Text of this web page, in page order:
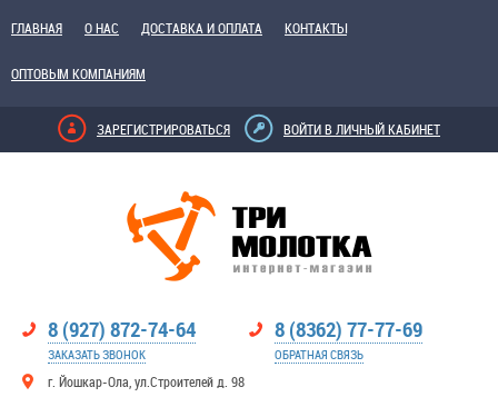
ГЛАВНАЯ О НАС ДОСТАВКА И ОПЛАТА КОНТАКТЫ
ОПТОВЫМ КОМПАНИЯМ
ЗАРЕГИСТРИРОВАТЬСЯ ВОЙТИ В ЛИЧНЫЙ КАБИНЕТ
8 (927) 872-74-64
ЗАКАЗАТЬ ЗВОНОК
г. Йошкар-Ола, ул.Строителей д. 98
8 (8362) 77-77-69
ОБРАТНАЯ СВЯЗЬ